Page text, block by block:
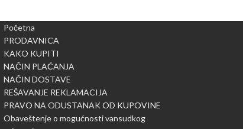
Početna
PRODAVNICA
KAKO KUPITI
NAČIN PLAĆANJA
NAČIN DOSTAVE
REŠAVANJE REKLAMACIJA
PRAVO NA ODUSTANAK OD KUPOVINE
Obaveštenje o mogućnosti vansudkog